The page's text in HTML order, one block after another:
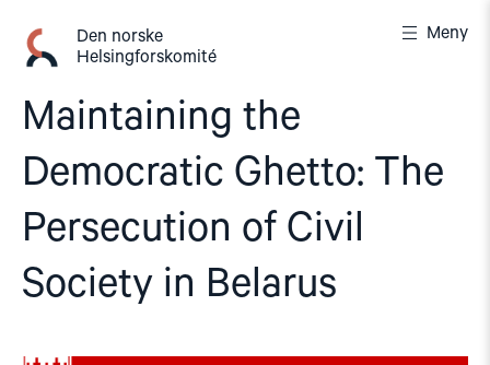
innhold
Den norske
Helsingforskomité
Meny
Maintaining the
Democratic Ghetto: The
Persecution of Civil
Society in Belarus